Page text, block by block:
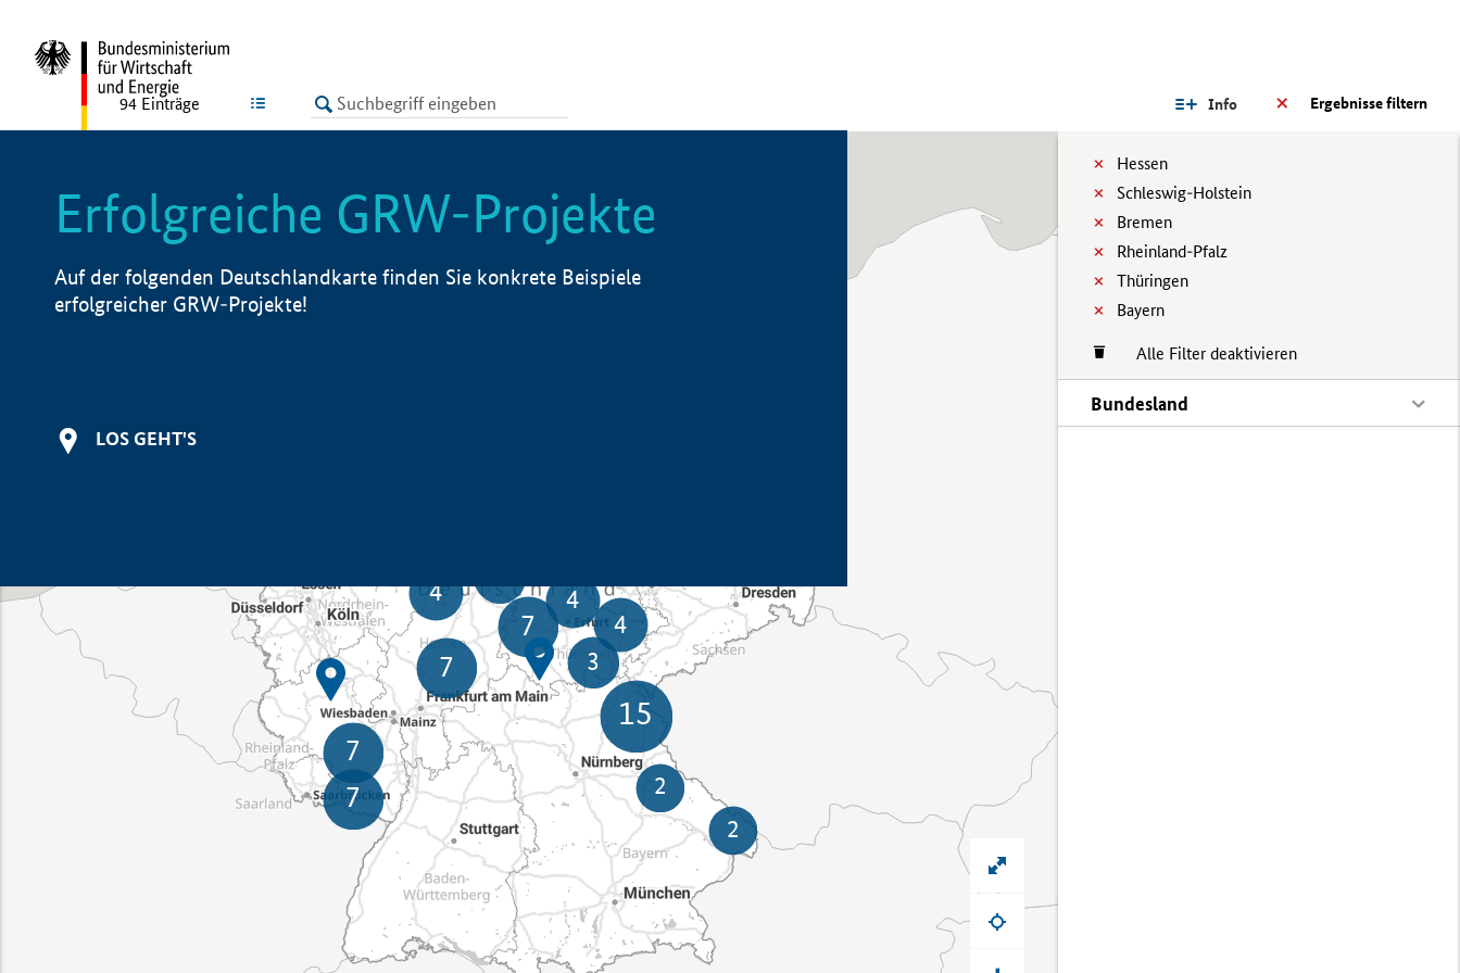
LISTE Ergebnisse filtern
Info
Hessen
Schleswig-Holstein
Bremen
Rheinland-Pfalz
Thüringen
Bayern
Alle Filter deaktivieren
Bundesland
94 Einträge
Erfolgreiche GRW-Projekte
Auf der folgenden Deutschlandkarte finden Sie konkrete Beispiele
erfolgreicher GRW-Projekte!
LOS GEHT'S